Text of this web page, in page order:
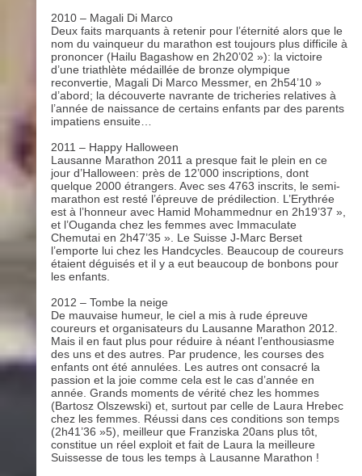
2010 – Magali Di Marco
Deux faits marquants à retenir pour l’éternité alors que le
nom du vainqueur du marathon est toujours plus difficile à
prononcer (Hailu Bagashow en 2h20’02 »): la victoire
d’une triathlète médaillée de bronze olympique
reconvertie, Magali Di Marco Messmer, en 2h54’10 »
d’abord; la découverte navrante de tricheries relatives à
l’année de naissance de certains enfants par des parents
impatiens ensuite…
2011 – Happy Halloween
Lausanne Marathon 2011 a presque fait le plein en ce
jour d’Halloween: près de 12’000 inscriptions, dont
quelque 2000 étrangers. Avec ses 4763 inscrits, le semi-
marathon est resté l’épreuve de prédilection. L’Erythrée
est à l’honneur avec Hamid Mohammednur en 2h19’37 »,
et l’Ouganda chez les femmes avec Immaculate
Chemutai en 2h47’35 ». Le Suisse J-Marc Berset
l’emporte lui chez les Handcycles. Beaucoup de coureurs
étaient déguisés et il y a eut beaucoup de bonbons pour
les enfants.
2012 – Tombe la neige
De mauvaise humeur, le ciel a mis à rude épreuve
coureurs et organisateurs du Lausanne Marathon 2012.
Mais il en faut plus pour réduire à néant l’enthousiasme
des uns et des autres. Par prudence, les courses des
enfants ont été annulées. Les autres ont consacré la
passion et la joie comme cela est le cas d’année en
année. Grands moments de vérité chez les hommes
(Bartosz Olszewski) et, surtout par celle de Laura Hrebec
chez les femmes. Réussi dans ces conditions son temps
(2h41’36 »5), meilleur que Franziska 20ans plus tôt,
constitue un réel exploit et fait de Laura la meilleure
Suissesse de tous les temps à Lausanne Marathon !